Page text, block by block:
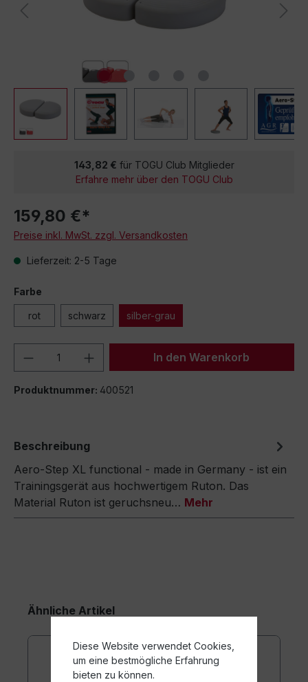
143,82 € für TOGU Club Mitglieder
Erfahre mehr über den TOGU Club
159,80 €*
Preise inkl. MwSt. zzgl. Versandkosten
Lieferzeit: 2-5 Tage
Farbe
rot schwarz silber-grau
Produkt Anzahl: Gib denIn den Warenkorb
Produktnummer: 400521
Beschreibung
Aero-Step XL functional - made in Germany - ist ein
Trainingsgerät aus hochwertigem Ruton. Das
Material Ruton ist geruchsneu… Mehr
Ähnliche Artikel
Diese Website verwendet Cookies,
um eine bestmögliche Erfahrung
bieten zu können.